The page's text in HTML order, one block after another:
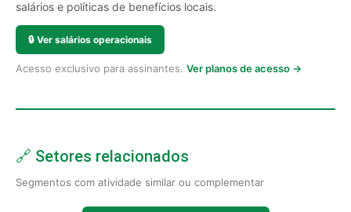
salários e políticas de benefícios locais.
🔒 Ver salários operacionais
Acesso exclusivo para assinantes. Ver planos de acesso →
🔗 Setores relacionados
Segmentos com atividade similar ou complementar